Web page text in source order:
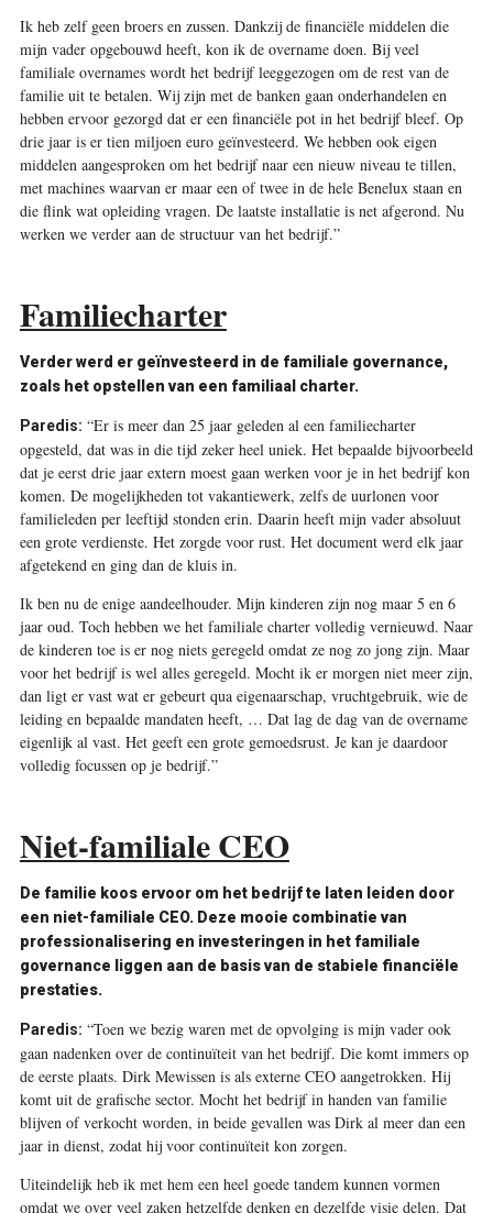
Ik heb zelf geen broers en zussen. Dankzij de ­financiële middelen die
mijn vader opgebouwd heeft, kon ik de overname doen. Bij veel
familiale overnames wordt het bedrijf leeggezogen om de rest van de
familie uit te betalen. Wij zijn met de banken gaan onderhandelen en
hebben ervoor gezorgd dat er een ­financiële pot in het bedrijf bleef. Op
drie jaar is er tien miljoen euro geïnvesteerd. We hebben ook eigen
middelen aangesproken om het bedrijf naar een nieuw niveau te tillen,
met machines waarvan er maar een of twee in de hele Benelux staan en
die flink wat opleiding vragen. De laatste installatie is net afgerond. Nu
werken we verder aan de structuur van het bedrijf.”
Familiecharter
Verder werd er geïnvesteerd in de familiale governance,
zoals het opstellen van een familiaal charter.
Paredis: “Er is meer dan 25 jaar geleden al een familiecharter
opgesteld, dat was in die tijd zeker heel uniek. Het bepaalde bijvoorbeeld
dat je eerst drie jaar extern moest gaan werken voor je in het bedrijf kon
komen. De mogelijkheden tot vakantiewerk, zelfs de uurlonen voor
familie­leden per leeftijd stonden erin. Daarin heeft mijn vader absoluut
een grote verdienste. Het zorgde voor rust. Het document werd elk jaar
afgetekend en ging dan de kluis in.
Ik ben nu de enige aandeelhouder. Mijn kinderen zijn nog maar 5 en 6
jaar oud. Toch hebben we het familiale charter volledig vernieuwd. Naar
de kinderen toe is er nog niets geregeld omdat ze nog zo jong zijn. Maar
voor het bedrijf is wel alles geregeld. Mocht ik er morgen niet meer zijn,
dan ligt er vast wat er gebeurt qua eigenaarschap, vruchtgebruik, wie de
leiding en bepaalde mandaten heeft, … Dat lag de dag van de overname
eigenlijk al vast. Het geeft een grote gemoedsrust. Je kan je daardoor
volledig focussen op je bedrijf.”
Niet-familiale CEO
De familie koos ervoor om het bedrijf te laten leiden door
een niet-familiale CEO. Deze mooie combinatie van
professionalisering en investeringen in het familiale
governance liggen aan de basis van de stabiele financiële
prestaties.
Paredis: “Toen we bezig waren met de opvolging is mijn vader ook
gaan nadenken over de continuïteit van het bedrijf. Die komt immers op
de eerste plaats. Dirk Mewissen is als externe CEO aangetrokken. Hij
komt uit de grafische sector. Mocht het bedrijf in handen van familie
blijven of verkocht worden, in beide gevallen was Dirk al meer dan een
jaar in dienst, zodat hij voor continuïteit kon zorgen.
Uiteindelijk heb ik met hem een heel goede tandem kunnen vormen
omdat we over veel zaken hetzelfde denken en dezelfde visie delen. Dat